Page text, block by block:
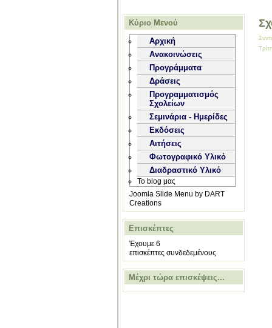
Κύριο Μενού
Αρχική
Ανακοινώσεις
Προγράμματα
Δράσεις
Προγραμματισμός
Σχολείων
Σεμινάρια - Ημερίδες
Εκδόσεις
Αιτήσεις
Φωτογραφικό Υλικό
Διαδραστικό Υλικό
Το blog μας
Joomla Slide Menu by DART
Creations
Επισκέπτες
Έχουμε 6
επισκέπτες συνδεδεμένους
Μέχρι τώρα επισκέψεις...